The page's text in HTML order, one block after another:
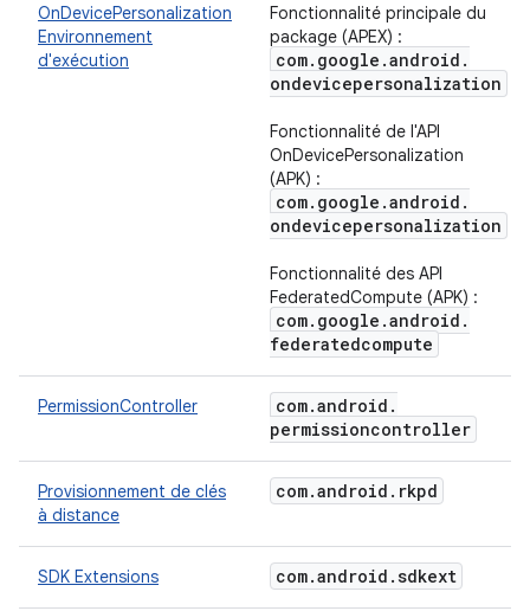
OnDevicePersonalization
Environnement
d'exécution
Fonctionnalité principale du
package (APEX) :
com. google .android .
ondevicepersonalization
Fonctionnalité de l'API
OnDevicePersonalization
(APK) :
com. google .android .
ondevicepersonalization
Fonctionnalité des API
FederatedCompute (APK) :
com. google .android .
federatedcompute
PermissionController com.android .
permissioncontroller
Provisionnement de clés
à distance
com.android . rkpd
SDK Extensions com.android .sdkext